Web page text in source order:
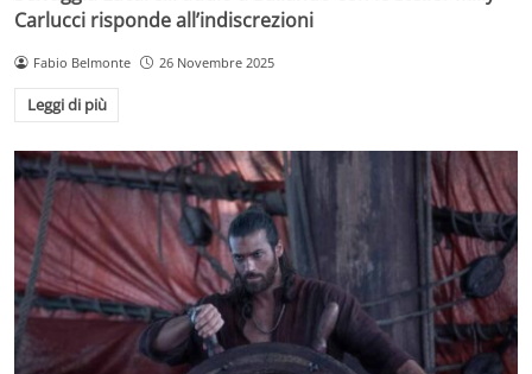
Carlucci risponde all’indiscrezioni
Fabio Belmonte 26 Novembre 2025
Leggi di più